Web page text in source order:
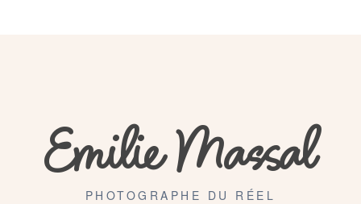
Emilie Massal
PHOTOGRAPHE DU RÉEL